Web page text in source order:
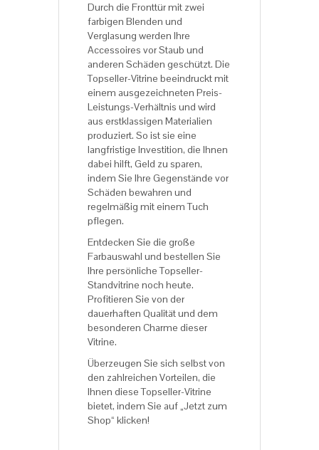
Durch die Fronttür mit zwei
farbigen Blenden und
Verglasung werden Ihre
Accessoires vor Staub und
anderen Schäden geschützt. Die
Topseller-Vitrine beeindruckt mit
einem ausgezeichneten Preis-
Leistungs-Verhältnis und wird
aus erstklassigen Materialien
produziert. So ist sie eine
langfristige Investition, die Ihnen
dabei hilft, Geld zu sparen,
indem Sie Ihre Gegenstände vor
Schäden bewahren und
regelmäßig mit einem Tuch
pflegen.
Entdecken Sie die große
Farbauswahl und bestellen Sie
Ihre persönliche Topseller-
Standvitrine noch heute.
Profitieren Sie von der
dauerhaften Qualität und dem
besonderen Charme dieser
Vitrine.
Überzeugen Sie sich selbst von
den zahlreichen Vorteilen, die
Ihnen diese Topseller-Vitrine
bietet, indem Sie auf „Jetzt zum
Shop“ klicken!